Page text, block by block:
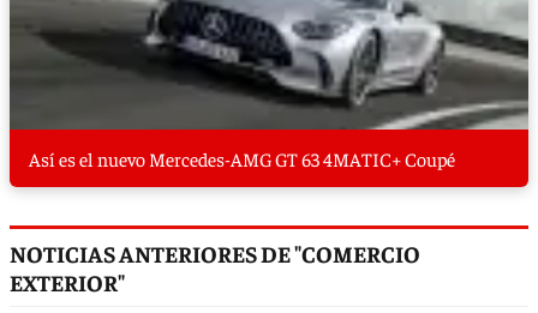
Así es el nuevo Mercedes-AMG GT 63 4MATIC+ Coupé
NOTICIAS ANTERIORES DE "COMERCIO
EXTERIOR"